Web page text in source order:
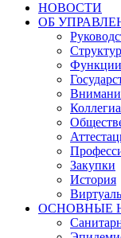
НОВОСТИ
ОБ
Закупки
История
ОСНОВНЫЕ